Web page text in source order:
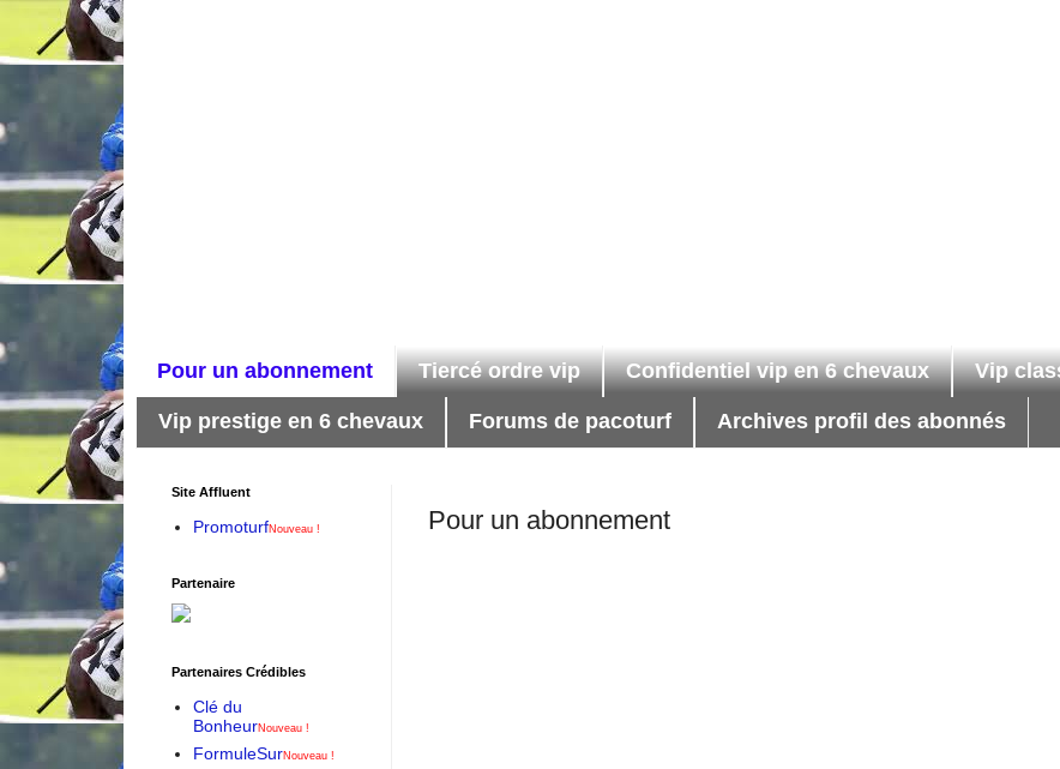
Pour un abonnement Tiercé ordre vip Confidentiel vip en 6 chevaux Vip
Vip prestige en 6 chevaux Forums de pacoturf Archives profil des abonnés
Pour un abonnement
Site Affluent
PromoturfNouveau !
Partenaire
Partenaires Crédibles
Clé du
BonheurNouveau !
FormuleSurNouveau !